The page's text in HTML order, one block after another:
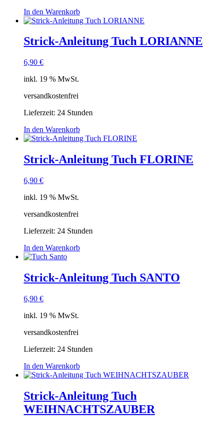
In den Warenkorb
Strick-Anleitung Tuch LORIANNE
6,90 €
inkl. 19 % MwSt.
versandkostenfrei
Lieferzeit: 24 Stunden
In den Warenkorb
Strick-Anleitung Tuch FLORINE
6,90 €
inkl. 19 % MwSt.
versandkostenfrei
Lieferzeit: 24 Stunden
In den Warenkorb
Strick-Anleitung Tuch SANTO
6,90 €
inkl. 19 % MwSt.
versandkostenfrei
Lieferzeit: 24 Stunden
In den Warenkorb
Strick-Anleitung Tuch
WEIHNACHTSZAUBER